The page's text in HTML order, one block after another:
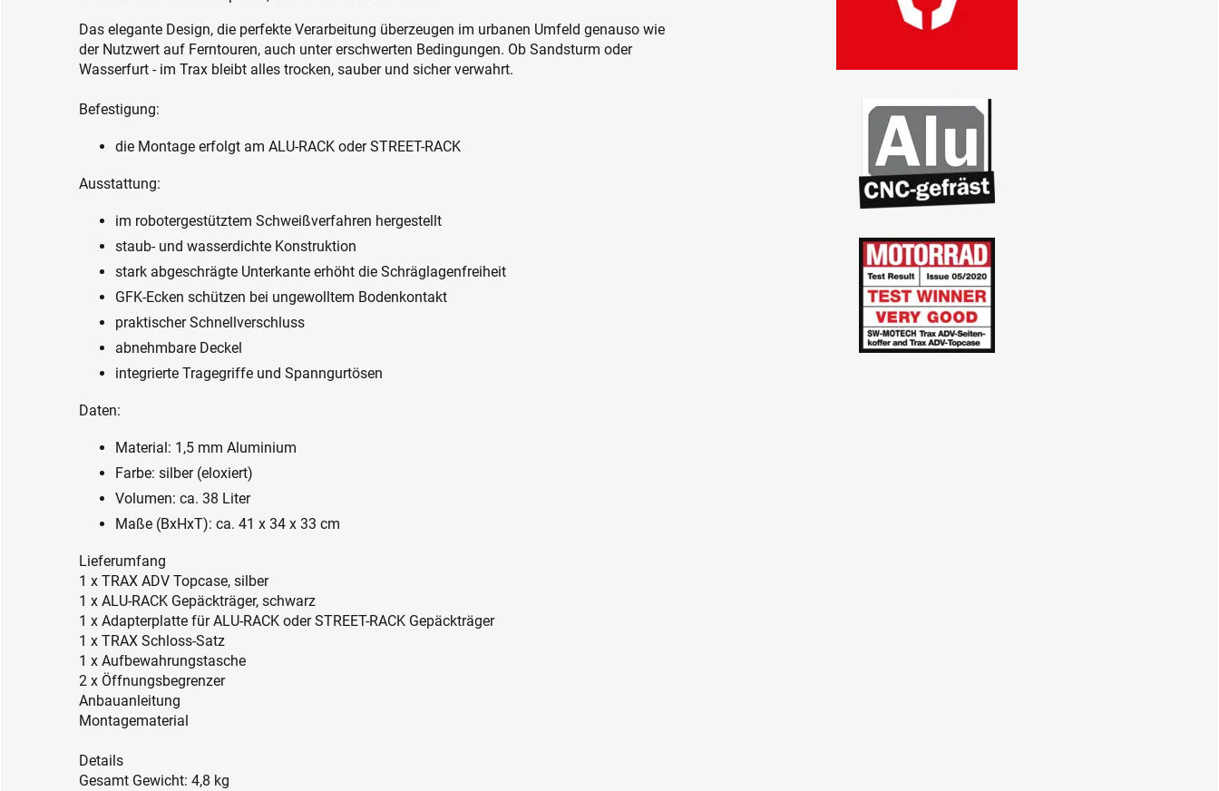
Das elegante Design, die perfekte Verarbeitung überzeugen im urbanen Umfeld genauso wie
der Nutzwert auf Ferntouren, auch unter erschwerten Bedingungen. Ob Sandsturm oder
Wasserfurt - im Trax bleibt alles trocken, sauber und sicher verwahrt.
Befestigung:
die Montage erfolgt am ALU-RACK oder STREET-RACK
Ausstattung:
im robotergestütztem Schweißverfahren hergestellt
staub- und wasserdichte Konstruktion
stark abgeschrägte Unterkante erhöht die Schräglagenfreiheit
GFK-Ecken schützen bei ungewolltem Bodenkontakt
praktischer Schnellverschluss
abnehmbare Deckel
integrierte Tragegriffe und Spanngurtösen
Daten:
Material: 1,5 mm Aluminium
Farbe: silber (eloxiert)
Volumen: ca. 38 Liter
Maße (BxHxT): ca. 41 x 34 x 33 cm
Lieferumfang
1 x TRAX ADV Topcase, silber
1 x ALU-RACK Gepäckträger, schwarz
1 x Adapterplatte für ALU-RACK oder STREET-RACK Gepäckträger
1 x TRAX Schloss-Satz
1 x Aufbewahrungstasche
2 x Öffnungsbegrenzer
Anbauanleitung
Montagematerial
Details
Gesamt Gewicht: 4,8 kg